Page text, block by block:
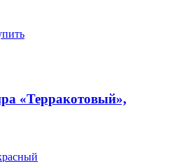
«Терракотовый»,